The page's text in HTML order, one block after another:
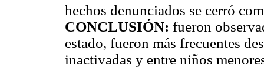
hechos denunciados se cerró
CONCLUSIÓN: fueron
estado, fueron más frecuentes
inactivadas y entre niños